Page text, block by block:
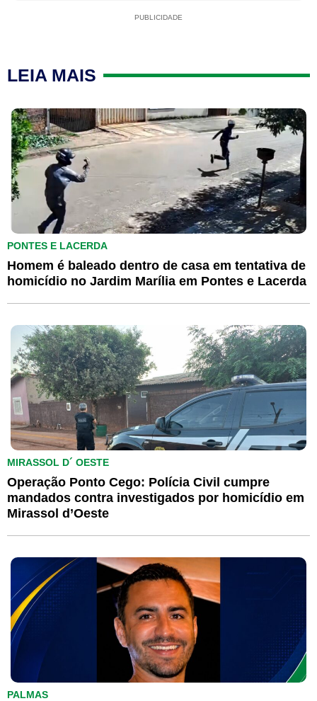
PUBLICIDADE
LEIA MAIS
PONTES E LACERDA
Homem é baleado dentro de casa em tentativa de
homicídio no Jardim Marília em Pontes e Lacerda
MIRASSOL D´ OESTE
Operação Ponto Cego: Polícia Civil cumpre
mandados contra investigados por homicídio em
Mirassol d’Oeste
PALMAS